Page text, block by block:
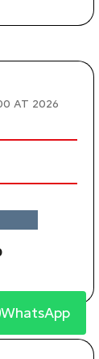
WhatsApp